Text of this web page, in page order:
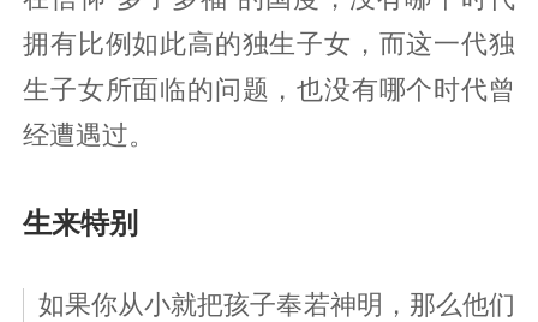
拥有比例如此高的独生子女，而这一代独
生子女所面临的问题，也没有哪个时代曾
经遭遇过。
生来特别
如果你从小就把孩子奉若神明，那么他们